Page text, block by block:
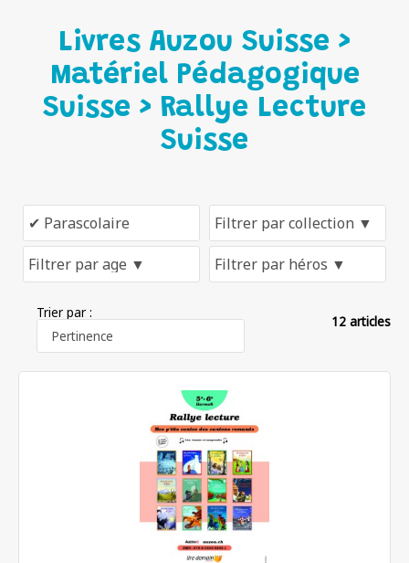
Livres Auzou Suisse >
Matériel Pédagogique
Suisse > Rallye Lecture
Suisse
Trier par :
12 articles